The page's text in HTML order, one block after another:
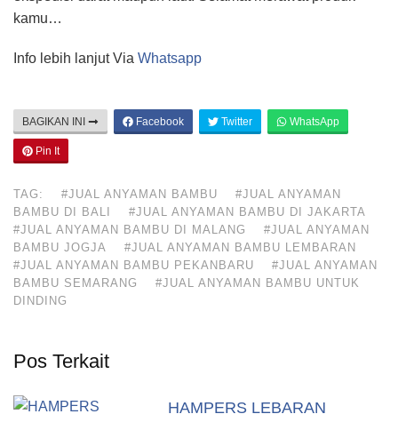
kamu…
Info lebih lanjut Via Whatsapp
BAGIKAN INI Facebook Twitter WhatsApp
Pin It
TAG: #JUAL ANYAMAN BAMBU
#JUAL ANYAMAN
BAMBU DI BALI
#JUAL ANYAMAN BAMBU DI JAKARTA
#JUAL ANYAMAN BAMBU DI MALANG
#JUAL ANYAMAN
BAMBU JOGJA
#JUAL ANYAMAN BAMBU LEMBARAN
#JUAL ANYAMAN BAMBU PEKANBARU
#JUAL ANYAMAN
BAMBU SEMARANG
#JUAL ANYAMAN BAMBU UNTUK
DINDING
Pos Terkait
HAMPERS LEBARAN